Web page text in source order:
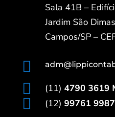
Sala 41B –
Jardim São
Campos/SP –

 (11) 4790 3619
 (12) 99761 9987